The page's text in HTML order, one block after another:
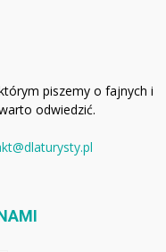
piszemy o fajnych i
odwiedzić.